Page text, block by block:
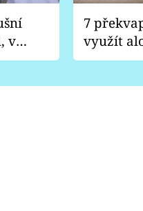
v
7
využít